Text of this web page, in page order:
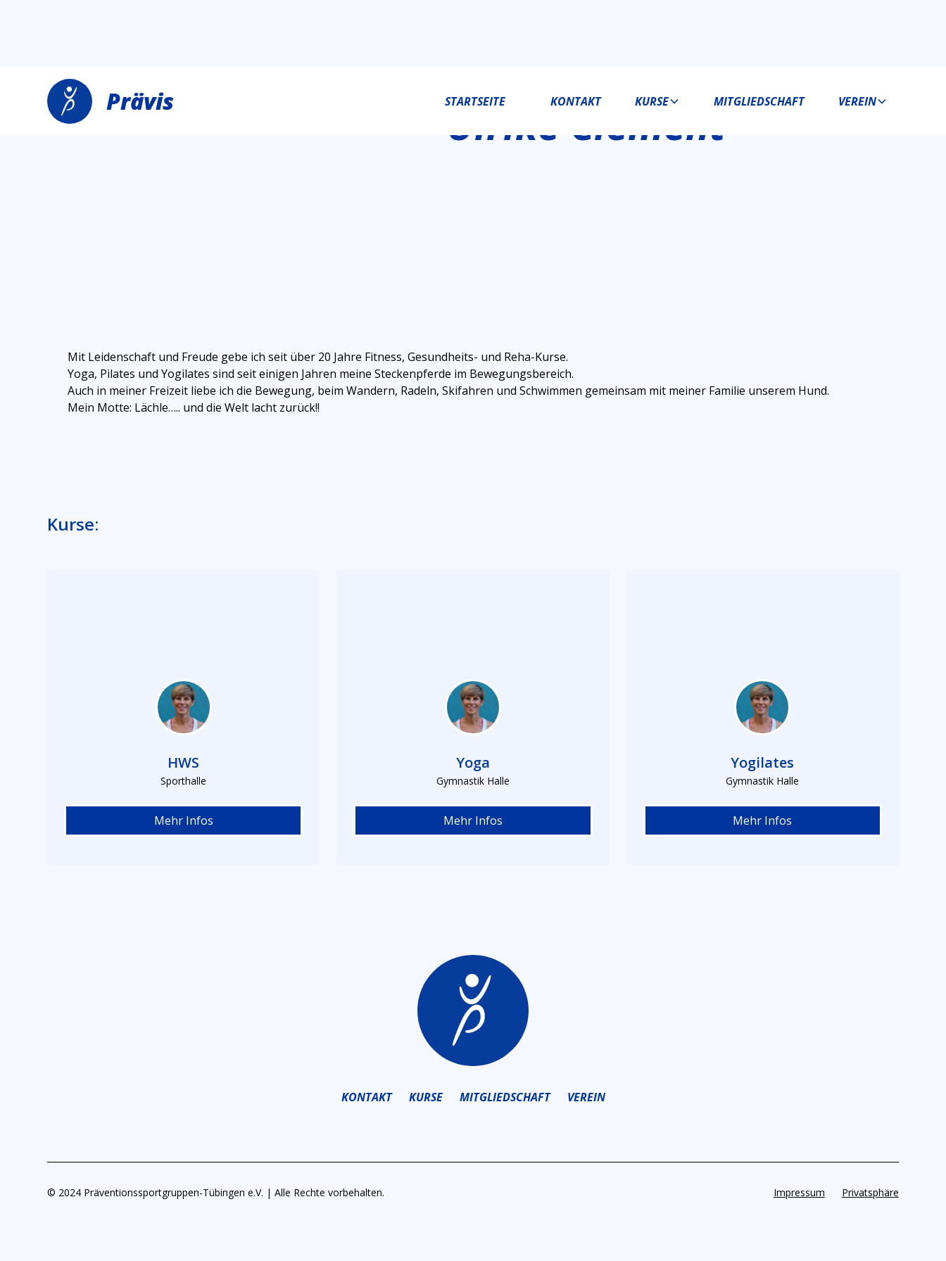
Prävis STARTSEITE KONTAKT KURSE MITGLIEDSCHAFT VEREIN
Ulrike Clement
Mit Leidenschaft und Freude gebe ich seit über 20 Jahre Fitness, Gesundheits- und Reha-Kurse.
Yoga, Pilates und Yogilates sind seit einigen Jahren meine Steckenpferde im Bewegungsbereich.
Auch in meiner Freizeit liebe ich die Bewegung, beim Wandern, Radeln, Skifahren und Schwimmen gemeinsam mit meiner Familie unserem Hund.
Mein Motte: Lächle….. und die Welt lacht zurück!!
Kurse:
HWS
Sporthalle
Mehr Infos
Yoga
Gymnastik Halle
Mehr Infos
Yogilates
Gymnastik Halle
Mehr Infos
KONTAKT KURSE MITGLIEDSCHAFT VEREIN
© 2024 Präventionssportgruppen-Tübingen e.V. | Alle Rechte vorbehalten. Impressum Privatsphäre